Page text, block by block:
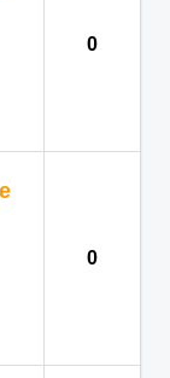
0
0